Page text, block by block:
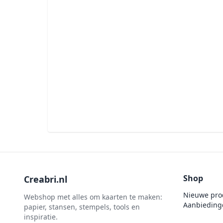
JeJe
Lapland knipvel
Tijdschrift
Creabri.nl
Webshop met alles om kaarten te maken:
papier, stansen, stempels, tools en
inspiratie.
Shop
Nieuwe